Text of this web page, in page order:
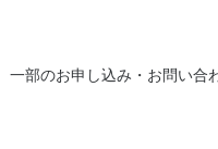
部のお申し込み・お問い合